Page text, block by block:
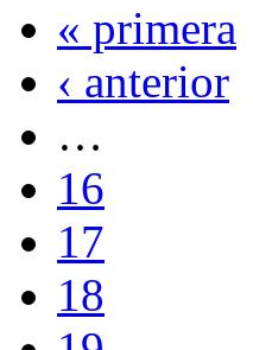
« primera
‹ anterior
…
16
17
18